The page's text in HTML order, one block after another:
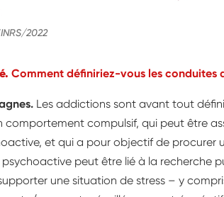
2022
Comment définiriez-vous les conduites
Les addictions sont avant tout
comportement compulsif, qui peut être
et qui a pour objectif de procurer
peut être lié à la recherche
une situation de stress – y